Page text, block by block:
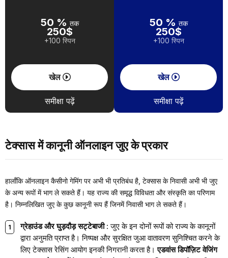
50 % तक
250$
+100 स्पिन
खेल
समीक्षा पढ़ें
50 % तक
250$
+100 स्पिन
खेल
समीक्षा पढ़ें
टेक्सास में कानूनी ऑनलाइन जुए के प्रकार
हालाँकि ऑनलाइन कैसीनो गेमिंग पर अभी भी प्रतिबंध है, टेक्सास के निवासी अभी भी जुए
के अन्य रूपों में भाग ले सकते हैं। यह राज्य की समृद्ध विविधता और संस्कृति का परिणाम
है। निम्नलिखित जुए के कुछ कानूनी रूप हैं जिनमें निवासी भाग ले सकते हैं।
ग्रेहाउंड और घुड़दौड़ सट्टेबाजी: जुए के इन दोनों रूपों को राज्य के कानूनों
द्वारा अनुमति प्राप्त है। निष्पक्ष और सुरक्षित जुआ वातावरण सुनिश्चित करने के
लिए टेक्सास रेसिंग आयोग इनकी निगरानी करता है।एडवांस डिपॉज़िट वेजिंग